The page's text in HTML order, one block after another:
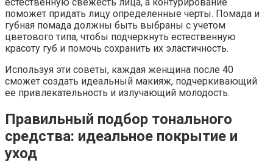
естественную свежесть лица, а контурирование
поможет придать лицу определенные черты. Помада и
губная помада должны быть выбраны с учетом
цветового типа, чтобы подчеркнуть естественную
красоту губ и помочь сохранить их эластичность.
Используя эти советы, каждая женщина после 40
сможет создать идеальный макияж, подчеркивающий
ее привлекательность и излучающий молодость.
Правильный подбор тонального
средства: идеальное покрытие и
уход